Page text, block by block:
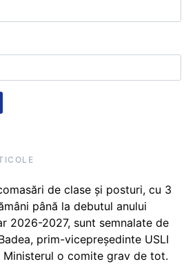
de clase și posturi, cu 3
până la debutul anului
2026-2027, sunt semnalate de
prim-vicepreședinte USLI
Ministerul o comite grav de tot.